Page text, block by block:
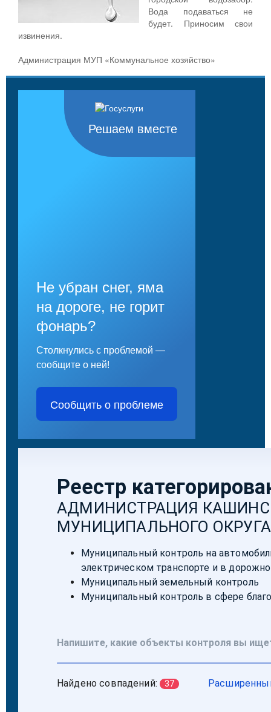
Вода подаваться не
будет. Приносим свои
извинения.
Администрация МУП «Коммунальное хозяйство»
Решаем вместе
Не убран снег, яма
на дороге, не горит
фонарь?
Столкнулись с проблемой —
сообщите о ней!
Сообщить о проблеме